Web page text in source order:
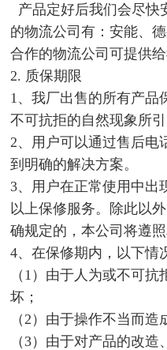
产品定好后我们会尽快
的物流公司有：安能、
合作的物流公司可提供给
2. 质保期限
1、我厂出售的所有产品
不可抗拒的自然现象所
2、用户可以通过售后电
到明确的解决方案。
3、用户在正常使用中出
以上保修服务。除此以
确规定的，本公司将遵
4、在保修期内，以下情
（1）由于人为或不可
坏；
（2）由于操作不当而造
（3）由于对产品的改